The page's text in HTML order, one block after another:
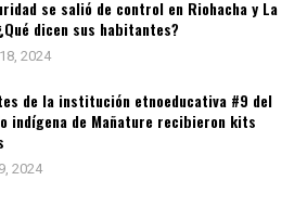
se salió de control en Riohacha y La
dicen sus habitantes?
2024
de la institución etnoeducativa #9 del
indígena de Mañature recibieron kits
2024